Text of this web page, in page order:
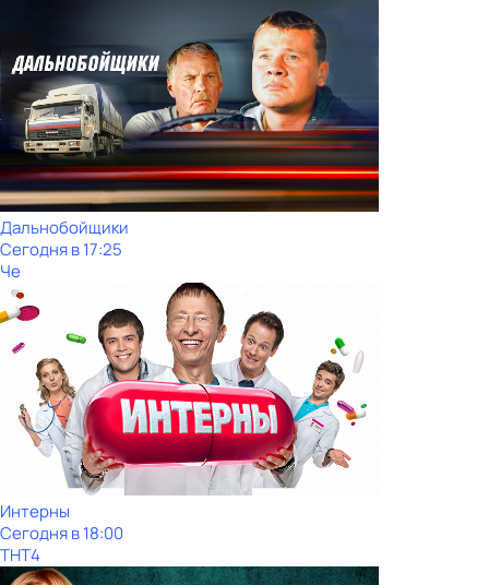
Дальнобойщики
Сегодня в 17:25
Че
Интерны
Сегодня в 18:00
ТНТ4